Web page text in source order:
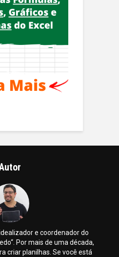
e coordenador do
Por mais de uma década,
criar planilhas. Se você está